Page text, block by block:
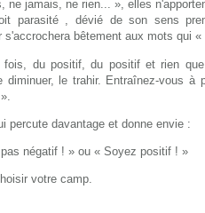
ne jamais, ne rien... », elles
parasité , dévié de son sens
s'accrochera bêtement aux mots qui
fois, du positif, du positif et rien
diminuer, le trahir. Entraînez-vous à
percute davantage et donne envie :
négatif ! » ou « Soyez positif ! »
votre camp.